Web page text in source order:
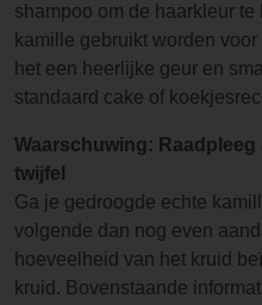
shampoo om de haarkleur
kamille gebruikt worden
het een heerlijke geur en
standaard cake of
Waarschuwing:
twijfel
Ga je gedroogde echte
volgende dan nog even
hoeveelheid van het kruid
kruid. Bovenstaande